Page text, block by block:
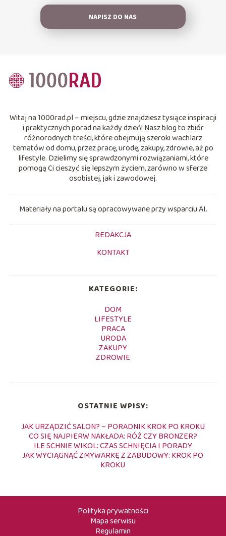
NAPISZ DO NAS
Witaj na 1000rad.pl – miejscu, gdzie znajdziesz tysiące inspiracji
i praktycznych porad na każdy dzień! Nasz blog to zbiór
różnorodnych treści, które obejmują szeroki wachlarz
tematów od domu, przez pracę, urodę, zakupy, zdrowie, aż po
lifestyle. Dzielimy się sprawdzonymi rozwiązaniami, które
pomogą Ci cieszyć się lepszym życiem, zarówno w sferze
osobistej, jak i zawodowej.
Materiały na portalu są opracowywane przy wsparciu AI.
REDAKCJA
KONTAKT
KATEGORIE:
DOM
LIFESTYLE
PRACA
URODA
ZAKUPY
ZDROWIE
OSTATNIE WPISY:
JAK URZĄDZIĆ SALON? – PORADNIK KROK PO KROKU
CO SIĘ NAJPIERW NAKŁADA: RÓŻ CZY BRONZER?
ILE SCHNIE WIKOL: CZAS SCHNIĘCIA I PORADY
JAK WYCIĄGNĄĆ ZMYWARKĘ Z ZABUDOWY: KROK PO
KROKU
Polityka prywatności
Mapa serwisu
Regulamin